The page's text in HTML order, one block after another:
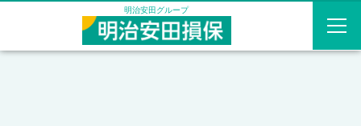
メニューを飛ばして本文へ明治安田グループ